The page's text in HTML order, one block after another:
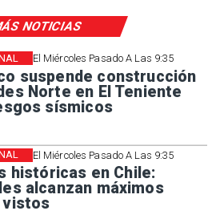
NOTICIAS
El Miércoles Pasado A Las 9:35
suspende construcción
Norte en El Teniente
sísmicos
El Miércoles Pasado A Las 9:35
históricas en Chile:
alcanzan máximos
vistos